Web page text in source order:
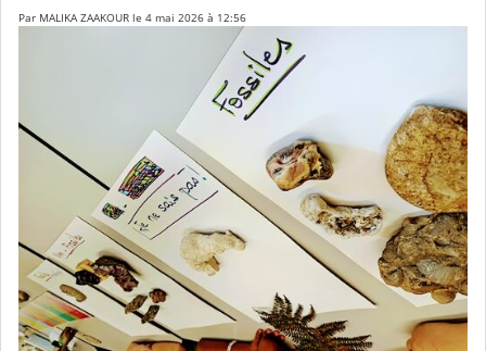
Par MALIKA ZAAKOUR le 4 mai 2026 à 12:56